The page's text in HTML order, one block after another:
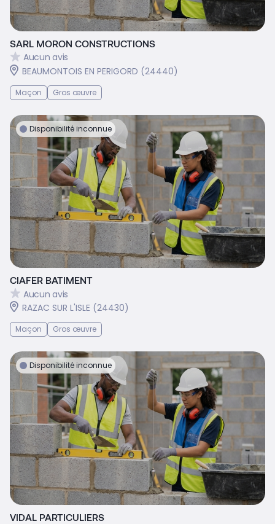
SARL MORON CONSTRUCTIONS
Aucun avis
BEAUMONTOIS EN PERIGORD (24440)
Maçon Gros œuvre
Disponibilité inconnue
CIAFER BATIMENT
Aucun avis
RAZAC SUR L'ISLE (24430)
Maçon Gros œuvre
Disponibilité inconnue
VIDAL PARTICULIERS